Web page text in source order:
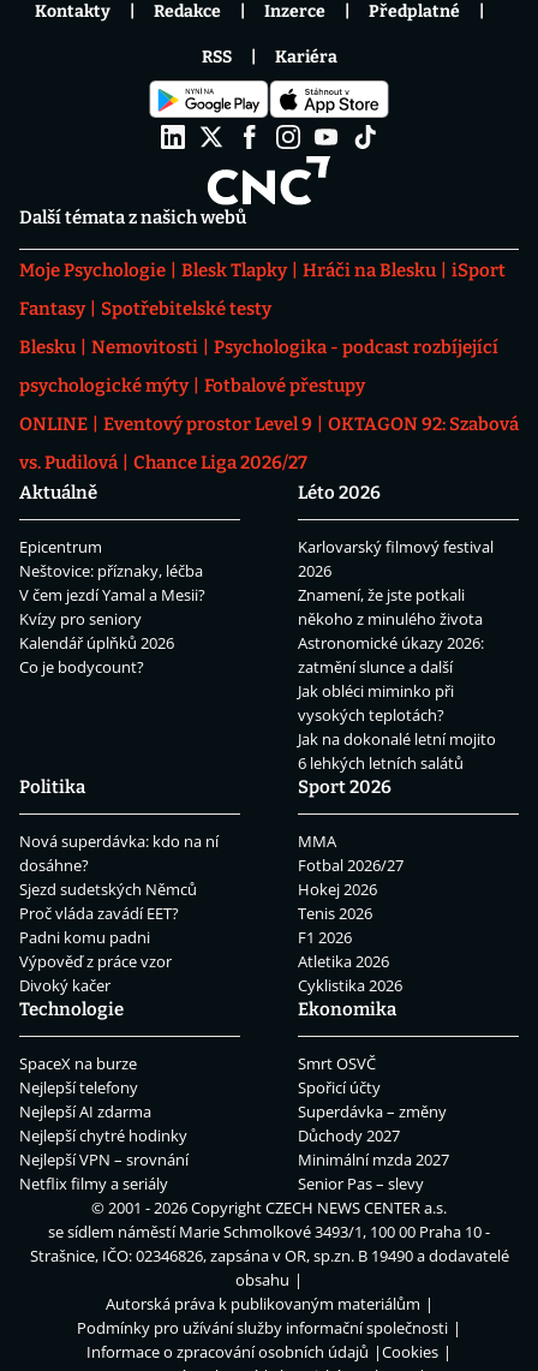
Další témata z našich webů
Moje Psychologie Blesk Tlapky Hráči na Blesku
iSport
Fantasy
Spotřebitelské testy
Blesku
Nemovitosti
Psychologika - podcast rozbíjející
psychologické mýty
Fotbalové přestupy
ONLINE
Eventový prostor Level 9
OKTAGON 92: Szabová
vs. Pudilová
Chance Liga 2026/27
Aktuálně
Epicentrum
Neštovice: příznaky, léčba
V čem jezdí Yamal a Mesii?
Kvízy pro seniory
Kalendář úplňků 2026
Co je bodycount?
Léto 2026
Karlovarský filmový festival
2026
Znamení, že jste potkali
někoho z minulého života
Astronomické úkazy 2026:
zatmění slunce a další
Jak obléci miminko při
vysokých teplotách?
Jak na dokonalé letní mojito
6 lehkých letních salátů
Politika
Nová superdávka: kdo na ní
dosáhne?
Sjezd sudetských Němců
Proč vláda zavádí EET?
Padni komu padni
Výpověď z práce vzor
Divoký kačer
Sport 2026
MMA
Fotbal 2026/27
Hokej 2026
Tenis 2026
F1 2026
Atletika 2026
Cyklistika 2026
Technologie
SpaceX na burze
Nejlepší telefony
Nejlepší AI zdarma
Nejlepší chytré hodinky
Nejlepší VPN – srovnání
Netflix filmy a seriály
Ekonomika
Smrt OSVČ
Spořicí účty
Superdávka – změny
Důchody 2027
Minimální mzda 2027
Senior Pas – slevy
Kontakty Redakce Inzerce Předplatné
RSS Kariéra
© 2001 - 2026 CopyrightCZECH NEWS CENTER a.s.
se sídlem náměstí Marie Schmolkové 3493/1, 100 00 Praha 10 -
Strašnice, IČO: 02346826, zapsána v OR, sp.zn. B 19490 a dodavatelé
obsahu
Autorská práva k publikovaným materiálům
Podmínky pro užívání služby informační společnosti
Informace o zpracování osobních údajů
Cookies